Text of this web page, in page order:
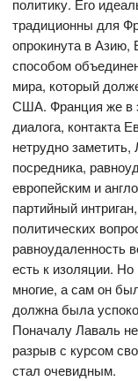
политику. Его
традиционны для
опрокинута в
способом
мира, который
США. Франция же в
диалога, контакта
нетрудно
посредника,
европейским и
партийный
политических
равноудаленность
есть к изоляции.
многие, а сам он
должна была
Поначалу Лаваль
разрыв с курсом
стал очевидным.